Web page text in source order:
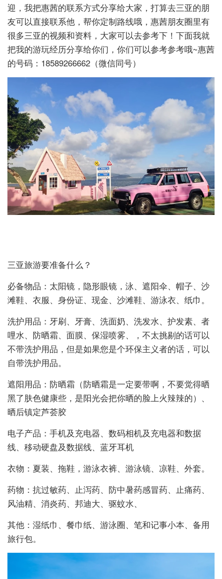
迎，我把惠茜的联系方式分享给大家，打算去三亚的朋
友可以直接联系他，帮你定制路线哦，惠茜朋友圈里有
很多三亚的视频和资料，大家可以去参考下！下面我就
把我的游玩经历分享给你们，你们可以参考参考哦~惠茜
的号码：18589266662（微信同号）
三亚旅游要准备什么？
必备物品：太阳镜，隐形眼镜，泳、遮阳伞、帽子、沙
滩鞋、衣服、身份证、现金、沙滩鞋、游泳衣、纸巾。
洗护用品：牙刷、牙膏、洗面奶、洗发水、护发素、者
哩水、防晒霜、面膜、保湿喷雾、，不太挑剔的话可以
不带洗护用品，但是如果您是个环保主义者的话，可以
自带洗护用品。
遮阳用品：防晒霜（防晒霜是一定要带啊，不要觉得晒
黑了肤色健康些，是阳光会把你晒的脸上火辣辣的）、
晒后镇定芦荟胶
电子产品：手机及充电器、数码相机及充电器和数据
线、移动硬盘及数据线、蓝牙耳机
衣物：夏装、拖鞋，游泳衣裤、游泳镜、凉鞋、外套。
药物：抗过敏药、止泻药、防中暑药感冒药、止痛药、
风油精、消炎药、邦迪大、驱蚊水、
其他：湿纸巾、餐巾纸、游泳圈、笔和记事小本、备用
旅行包。